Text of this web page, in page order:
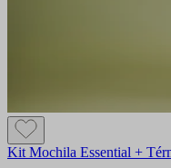
Kit Mochila Essential +